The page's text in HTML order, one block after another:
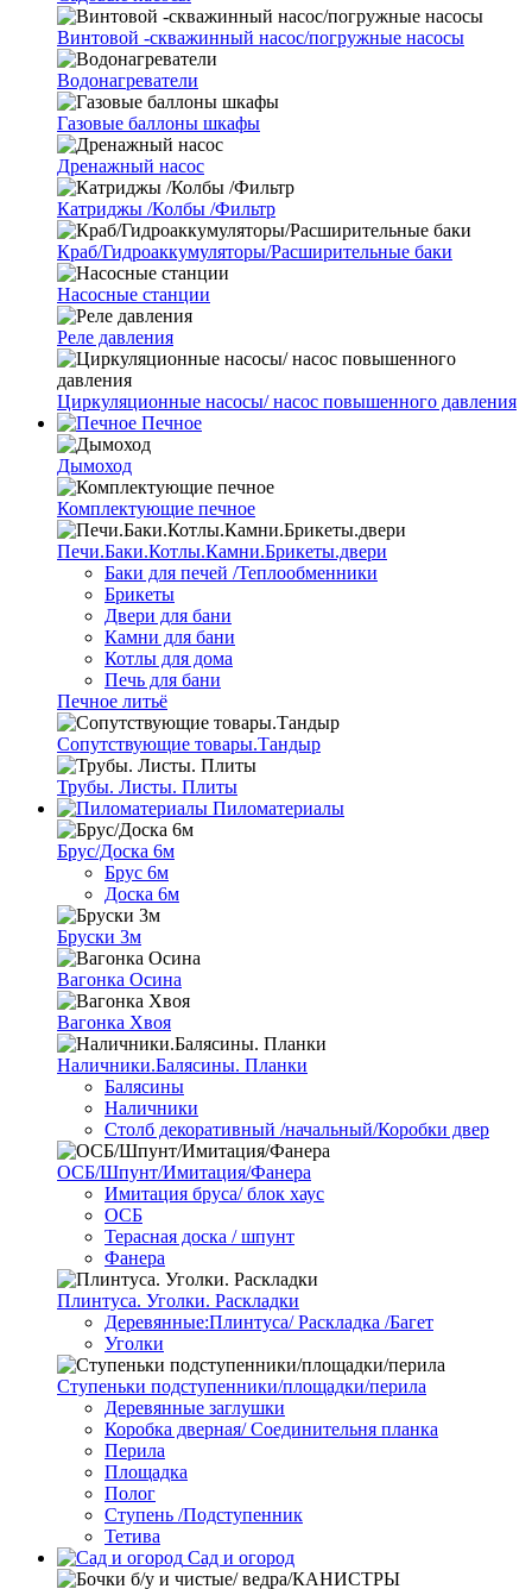
Винтовой -скважинный насос/погружные насосы
Водонагреватели
Газовые баллоны шкафы
Дренажный насос
Катриджы /Колбы /Фильтр
Краб/Гидроаккумуляторы/Расширительные баки
Насосные станции
Реле давления
Циркуляционные насосы/ насос повышенного давления
Печное
Дымоход
Комплектующие печное
Печи.Баки.Котлы.Камни.Брикеты.двери
Баки для печей /Теплообменники
Брикеты
Двери для бани
Камни для бани
Котлы для дома
Печь для бани
Печное литьё
Сопутствующие товары.Тандыр
Трубы. Листы. Плиты
Пиломатериалы
Брус/Доска 6м
Брус 6м
Доска 6м
Бруски 3м
Вагонка Осина
Вагонка Хвоя
Наличники.Балясины. Планки
Балясины
Наличники
Столб декоративный /начальный/Коробки двер
ОСБ/Шпунт/Имитация/Фанера
Имитация бруса/ блок хаус
ОСБ
Терасная доска / шпунт
Фанера
Плинтуса. Уголки. Раскладки
Деревянные:Плинтуса/ Раскладка /Багет
Уголки
Ступеньки подступенники/площадки/перила
Деревянные заглушки
Коробка дверная/ Соединительня планка
Перила
Площадка
Полог
Ступень /Подступенник
Тетива
Сад и огород